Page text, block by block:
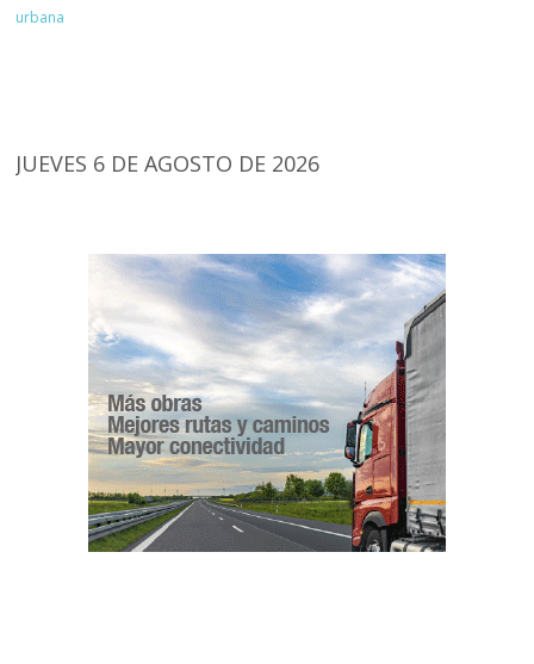
urbana
JUEVES 6 DE AGOSTO DE 2026